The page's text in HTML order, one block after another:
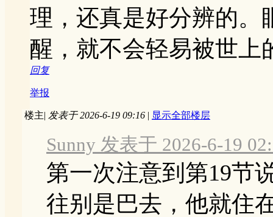
理，还真是好分辨的。
醒，就不会轻易被世上
回复
举报
楼主| 发表于 2026-6-19 09:16 | 显示全部楼层
Sunny 发表于 2026-6-19
第一次注意到第19节
往别是巴去，他就住